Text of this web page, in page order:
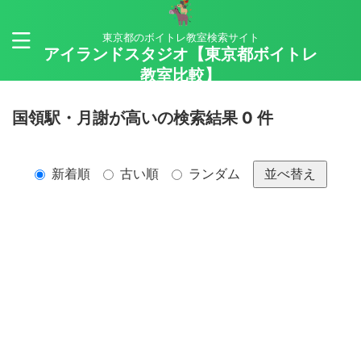
東京都のボイトレ教室検索サイト
アイランドスタジオ【東京都ボイトレ
教室比較】
国領駅・月謝が高いの検索結果 0 件
新着順 古い順 ランダム 並べ替え